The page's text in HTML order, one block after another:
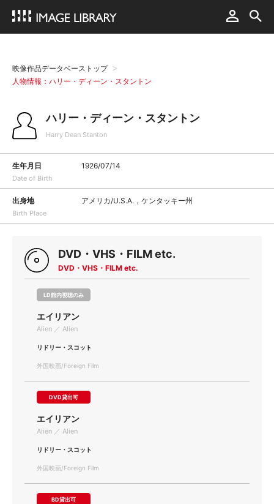
映像作品データベーストップ
人物情報：ハリー・ディーン・スタントン
ハリー・ディーン・スタントン
Harry Dean Stanton
生年月日
Date of Birth
1926/07/14
出身地
Birth Place
アメリカ/U.S.A.，ケンタッキー州
DVD・VHS・FILM etc.
DVD・VHS・FILM etc.
LD館内視聴のみ
エイリアン
Alien ／ Alien
リドリー・スコット
外国映画/Foreign Film
DVD貸出可
エイリアン
Alien ／ Alien
リドリー・スコット
外国映画/Foreign Film
BD貸出可